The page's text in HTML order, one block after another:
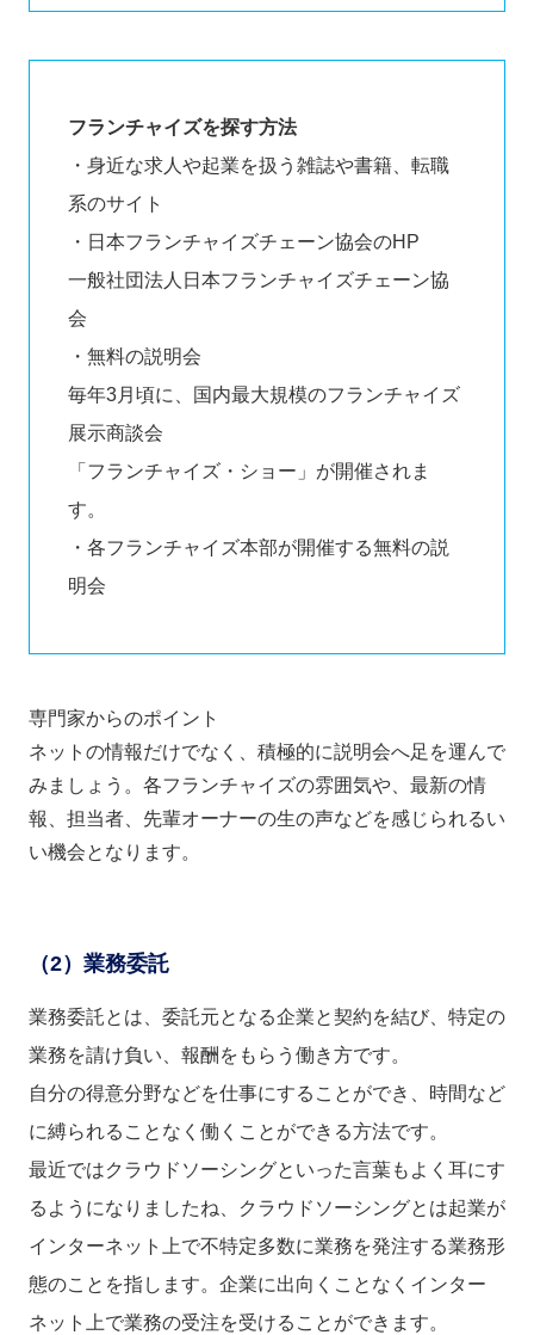
フランチャイズを探す方法
・身近な求人や起業を扱う雑誌や書籍、転職
系のサイト
・日本フランチャイズチェーン協会のHP
一般社団法人日本フランチャイズチェーン協
会
・無料の説明会
毎年3月頃に、国内最大規模のフランチャイズ
展示商談会
「フランチャイズ・ショー」が開催されま
す。
・各フランチャイズ本部が開催する無料の説
明会
専門家からのポイント
ネットの情報だけでなく、積極的に説明会へ足を運んで
みましょう。各フランチャイズの雰囲気や、最新の情
報、担当者、先輩オーナーの生の声などを感じられるい
い機会となります。
（2）業務委託
業務委託とは、委託元となる企業と契約を結び、特定の
業務を請け負い、報酬をもらう働き方です。
自分の得意分野などを仕事にすることができ、時間など
に縛られることなく働くことができる方法です。
最近ではクラウドソーシングといった言葉もよく耳にす
るようになりましたね、クラウドソーシングとは起業が
インターネット上で不特定多数に業務を発注する業務形
態のことを指します。企業に出向くことなくインター
ネット上で業務の受注を受けることができます。